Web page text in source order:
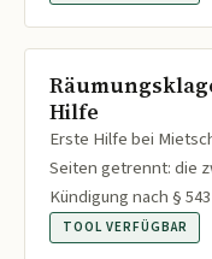
Hilfe
Erste Hilfe bei
Seiten getrennt: die
Kündigung nach §
TOOL VERFÜGBAR